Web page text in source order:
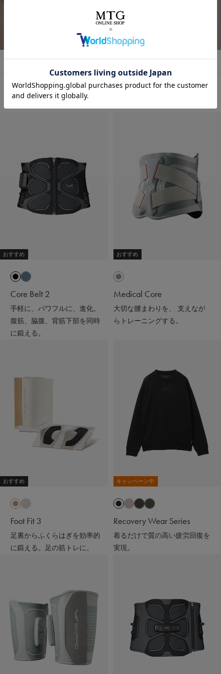
詳しくはこちら
気になってた “リカバリーウェア”🛏
着るだけで「疲労回復」
子育てで毎日くたくたな身体を労わりたいけど時間がない
時に、
これは着るだけで、疲労回復できるらしいからすごい嬉し
#PR #SIXPAD
#シックスパッド
#リカバリーウェア
#着るだけで疲労回復
着るだけで「疲労回復」ができるウェア！✨
お家でのまったり時間にも着れるし普通にお出かけコーデ
🩶筋肉のハリ・コリの緩和
🩶筋肉の疲れを軽減
日々の疲れを和らげてくれるんだって！
3歳児の抱っこマンがいる生活してて
毎日肩こりが友達だからこれ着るにふさわしすぎる😇✨
着心地もめっちゃよきだよ❤️‍🔥
#PR
#SIXPAD
#スウェットコーデ#ワンマイルウェア#パーカー
#ブラックコーデ#ニット帽#ママコーデ
おすすめ商品・新商品はこちら
おすすめ
Core Belt 2
手軽に、パワフルに、進化。
腹筋、脇腹、背筋下部を同時
に鍛える。
おすすめ
Medical Core
大切な腰まわりを、 支えなが
らトレーニングする。
おすすめ
Foot Fit 3
足裏からふくらはぎを効率的
に鍛える。足の筋トレに。
キャンペーン中
Recovery Wear Series
着るだけで質の高い疲労回復を
実現。